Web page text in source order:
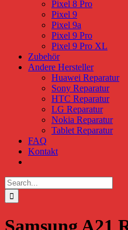
Pixel 8 Pro
Pixel 9
Pixel 9a
Pixel 9 Pro
Pixel 9 Pro XL
Zubehör
Andere Hersteller
Huawei Reparatur
Sony Reparatur
HTC Reparatur
LG Reparatur
Nokia Reparatur
Tablet Reparatur
FAQ
Kontakt
Search
for: